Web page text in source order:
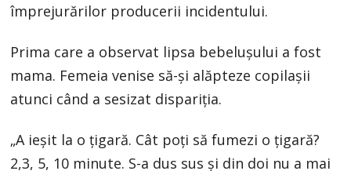
împrejurărilor producerii incidentului.
Prima care a observat lipsa bebeluşului a fost
mama. Femeia venise să-şi alăpteze copilaşii
atunci când a sesizat dispariţia.
„A ieşit la o ţigară. Cât poţi să fumezi o ţigară?
2,3, 5, 10 minute. S-a dus sus şi din doi nu a mai